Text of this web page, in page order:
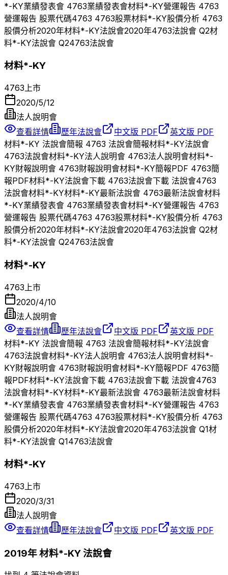
*-KY業績發表會 4763業績發表會材料*-KY營運報告 4763
營運報告 股票代碼4763 4763股票材料*-KY股價分析 4763
股價分析2020年材料*-KY法說會2020年4763法說會 Q2材
料*-KY法說會 Q24763法說會
材料*-KY
4763上市
2020/5/12
法人說明會
查看詳情
歷年法說會 中文版 PDF
英文版 PDF
材料*-KY 法說會簡報 4763 法說會簡報材料*-KY法說會
4763法說會材料*-KY法人說明會 4763法人說明會材料*-
KY財報說明會 4763財報說明會材料*-KY簡報PDF 4763簡
報PDF材料*-KY法說會下載 4763法說會下載 法說會4763
法說會材料*-KY材料*-KY最新法說會 4763最新法說會材料
*-KY業績發表會 4763業績發表會材料*-KY營運報告 4763
營運報告 股票代碼4763 4763股票材料*-KY股價分析 4763
股價分析2020年材料*-KY法說會2020年4763法說會 Q2材
料*-KY法說會 Q24763法說會
材料*-KY
4763 上市
2020/4/10
法人說明會
查看詳情
歷年法說會 中文版 PDF
英文版 PDF
材料*-KY 法說會簡報 4763 法說會簡報材料*-KY法說會
4763法說會材料*-KY法人說明會 4763法人說明會材料*-
KY財報說明會 4763財報說明會材料*-KY簡報PDF 4763簡
報PDF材料*-KY法說會下載 4763法說會下載 法說會4763
法說會材料*-KY材料*-KY最新法說會 4763最新法說會材料
*-KY業績發表會 4763業績發表會材料*-KY營運報告 4763
營運報告 股票代碼4763 4763股票材料*-KY股價分析 4763
股價分析2020年材料*-KY法說會2020年4763法說會 Q1材
料*-KY法說會 Q14763法說會
材料*-KY
4763 上市
2020/3/31
法人說明會
查看詳情
歷年法說會 中文版 PDF 英文版 PDF
2019年材料*-KY法說會